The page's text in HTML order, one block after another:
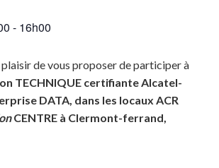
- 16h00
de vous proposer de participer à
TECHNIQUE certifiante Alcatel-
DATA, dans les locaux ACR
CENTRE à Clermont-ferrand,